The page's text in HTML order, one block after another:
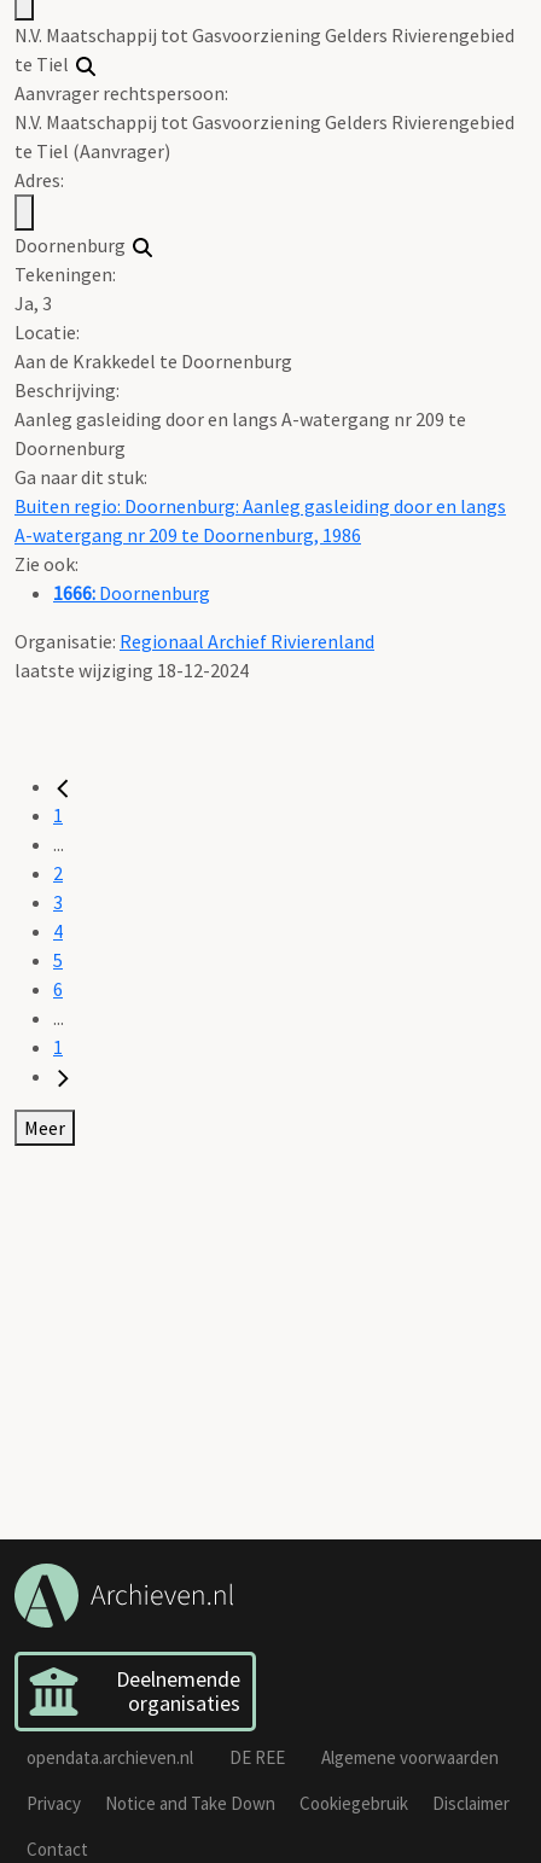
N.V. Maatschappij tot Gasvoorziening Gelders Rivierengebied
te Tiel
Aanvrager rechtspersoon:
N.V. Maatschappij tot Gasvoorziening Gelders Rivierengebied
te Tiel (Aanvrager)
Adres:
Doornenburg
Tekeningen:
Ja, 3
Locatie:
Aan de Krakkedel te Doornenburg
Beschrijving:
Aanleg gasleiding door en langs A-watergang nr 209 te
Doornenburg
Ga naar dit stuk:
Buiten regio: Doornenburg: Aanleg gasleiding door en langs
A-watergang nr 209 te Doornenburg, 1986
Zie ook:
1666: Doornenburg
Organisatie: Regionaal Archief Rivierenland
laatste wijziging 18-12-2024
1
...
2
3
4
5
6
...
1
Meer
Deelnemende
organisaties
opendata.archieven.nl DE REE
Algemene voorwaarden
Privacy
Notice and Take Down Cookiegebruik
Disclaimer
Contact